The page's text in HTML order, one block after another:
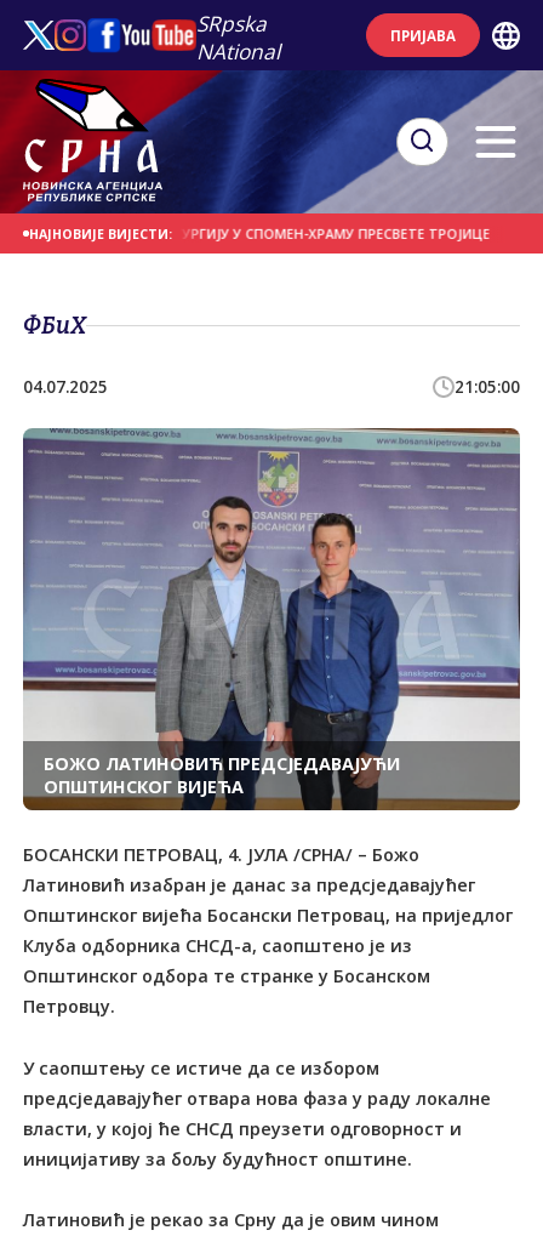
SRpska
NAtional
ПРИЈАВА
НАЈНОВИЈЕ ВИЈЕСТИ:
СЛУЖИ ЛИТУРГИЈУ У СПОМЕН-ХРАМУ ПРЕСВЕТЕ ТРОЈИЦЕ ДАНАС
ФБиХ
04.07.2025 21:05:00
БОЖО ЛАТИНОВИЋ ПРЕДСЈЕДАВАЈУЋИ
ОПШТИНСКОГ ВИЈЕЋА
БОСАНСКИ ПЕТРОВАЦ, 4. ЈУЛА /СРНА/ – Божо
Латиновић изабран је данас за предсједавајућег
Општинског вијећа Босански Петровац, на приједлог
Клуба одборника СНСД-а, саопштено је из
Општинског одбора те странке у Босанском
Петровцу.
У саопштењу се истиче да се избором
предсједавајућег отвара нова фаза у раду локалне
власти, у којој ће СНСД преузети одговорност и
иницијативу за бољу будућност општине.
Латиновић је рекао за Срну да је овим чином